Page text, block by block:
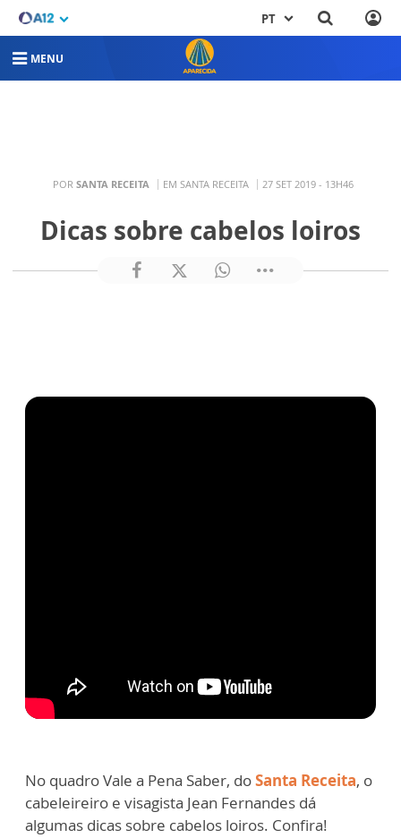
PT
MENU
POR SANTA RECEITA EM SANTA RECEITA 27 SET 2019 - 13H46
Dicas sobre cabelos loiros
No quadro Vale a Pena Saber, doSanta Receita, o
cabeleireiro e visagista Jean Fernandes dá
algumas dicas sobre cabelos loiros. Confira!